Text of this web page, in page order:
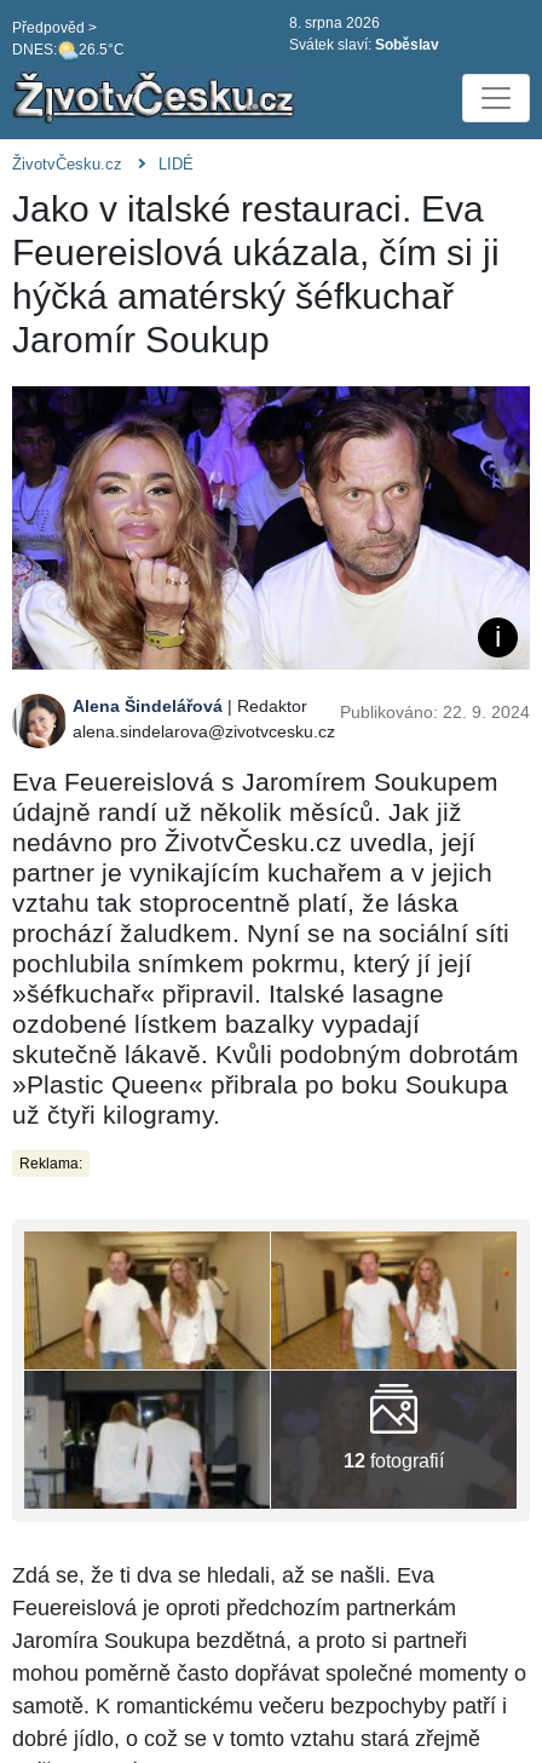
DNES: 26.5°C
Předpověd >
8. srpna 2026
Svátek slaví: Soběslav
ŽivotvČesku.cz LIDÉ
Jako v italské restauraci. Eva
Feuereislová ukázala, čím si ji
hýčká amatérský šéfkuchař
Jaromír Soukup
Alena Šindelářová | Redaktor
alena.sindelarova@zivotvcesku.cz
Publikováno: 22. 9. 2024
Eva Feuereislová s Jaromírem Soukupem
údajně randí už několik měsíců. Jak již
nedávno pro ŽivotvČesku.cz uvedla, její
partner je vynikajícím kuchařem a v jejich
vztahu tak stoprocentně platí, že láska
prochází žaludkem. Nyní se na sociální síti
pochlubila snímkem pokrmu, který jí její
»šéfkuchař« připravil. Italské lasagne
ozdobené lístkem bazalky vypadají
skutečně lákavě. Kvůli podobným dobrotám
»Plastic Queen« přibrala po boku Soukupa
už čtyři kilogramy.
Reklama:
12 fotografií
Zdá se, že ti dva se hledali, až se našli. Eva
Feuereislová je oproti předchozím partnerkám
Jaromíra Soukupa bezdětná, a proto si partneři
mohou poměrně často dopřávat společné momenty o
samotě. K romantickému večeru bezpochyby patří i
dobré jídlo, o což se v tomto vztahu stará zřejmě